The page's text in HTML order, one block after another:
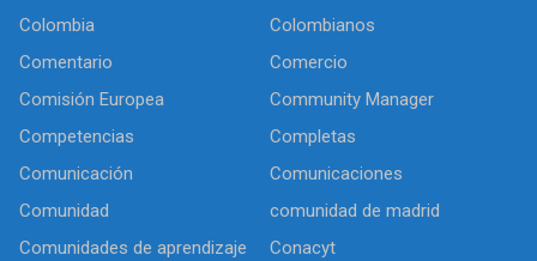
Colombia
Colombianos
Comentario
Comercio
Comisión Europea
Community Manager
Competencias
Completas
Comunicación
Comunicaciones
Comunidad
comunidad de madrid
Comunidades de aprendizaje
Conacyt